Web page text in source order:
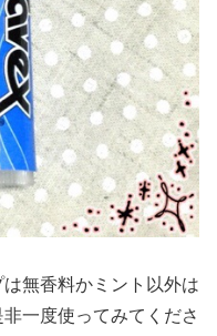
無香料かミント以外は
一度使ってみてくださ